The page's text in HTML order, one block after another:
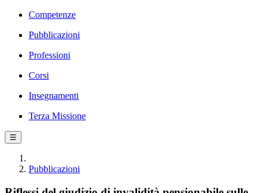
Competenze
Pubblicazioni
Professioni
Corsi
Insegnamenti
Terza Missione
☰
Pubblicazioni